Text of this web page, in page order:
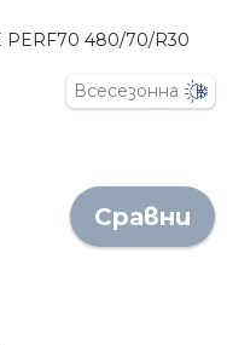
Всесезонна
Сравни